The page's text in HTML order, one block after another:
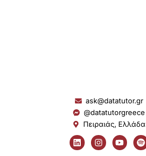
ask@datatutor.gr
@datatutorgreece
Πειραιάς, Ελλάδα
L
i
n
I
n
s
Y
o
u
S
p
o